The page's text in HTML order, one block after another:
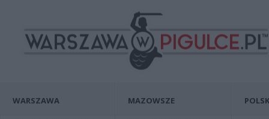
WARSZAWA MAZOWSZE